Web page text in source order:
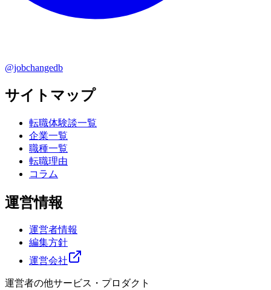
@jobchangedb
サイトマップ
転職体験談一覧
企業一覧
職種一覧
転職理由
コラム
運営情報
運営者情報
編集方針
運営会社
運営者の他サービス・プロダクト